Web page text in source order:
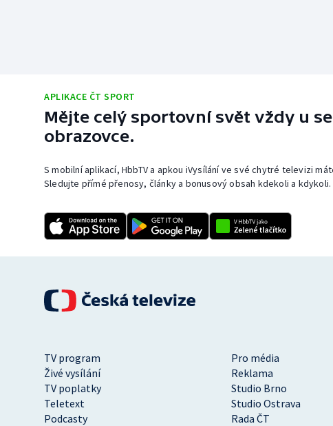
APLIKACE ČT SPORT
Mějte celý sportovní svět vždy u
obrazovce.
S mobilní aplikací, HbbTV a apkou iVysílání ve své chytré televizi
Sledujte přímé přenosy, články a bonusový obsah kdekoli a kdykoli.
TV program
Pro média
Živé vysílání
Reklama
TV poplatky
Studio Brno
Teletext
Studio Ostrava
Podcasty
Rada ČT